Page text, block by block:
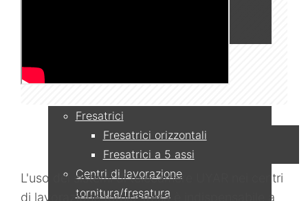
Fresatrici
Fresatrici orizzontali
Fresatrici a 5 assi
Centri di lavorazione
tornitura/fresatura
L'uso dei sistemi di telecamere UYAR nei centri
di lavorazione tornio-fresa è indispensabile a